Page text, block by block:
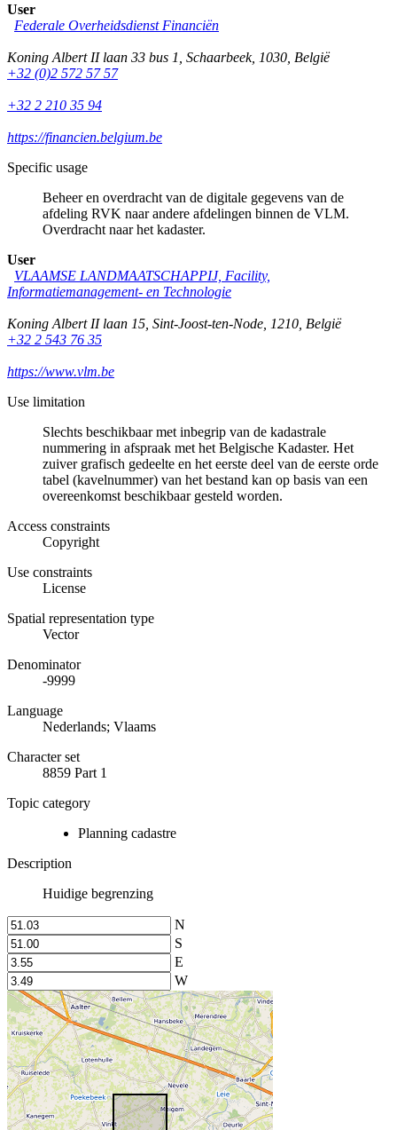
User
Federale Overheidsdienst Financiën
Koning Albert II laan 33 bus 1 Schaarbeek, 1030 België
+32 (0)2 572 57 57
+32 2 210 35 94
https://financien.belgium.be
Specific usage
Beheer en overdracht van de digitale gegevens van de
afdeling RVK naar andere afdelingen binnen de VLM.
Overdracht naar het kadaster.
User
VLAAMSE LANDMAATSCHAPPIJ, Facility,
Informatiemanagement- en Technologie
Koning Albert II laan 15 Sint-Joost-ten-Node 1210 België
+32 2 543 76 35
https://www.vlm.be
Use limitation
Slechts beschikbaar met inbegrip van de kadastrale
nummering in afspraak met het Belgische Kadaster. Het
zuiver grafisch gedeelte en het eerste deel van de eerste orde
tabel (kavelnummer) van het bestand kan op basis van een
overeenkomst beschikbaar gesteld worden.
Access constraints
Copyright
Use constraints
License
Spatial representation type
Vector
Denominator
-9999
Language
Nederlands; Vlaams
Character set
8859 Part 1
Topic category
Planning cadastre
Description
Huidige begrenzing
N
S
E
W